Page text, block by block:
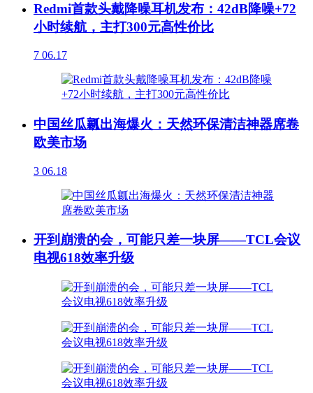
Redmi首款头戴降噪耳机发布：42dB降噪+72
小时续航，主打300元高性价比
7 06.17
中国丝瓜瓤出海爆火：天然环保清洁神器席卷
欧美市场
3 06.18
开到崩溃的会，可能只差一块屏——TCL会议
电视618效率升级